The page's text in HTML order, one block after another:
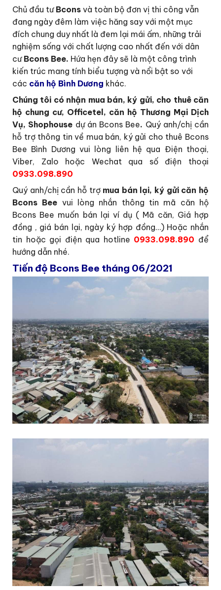
Chủ đầu tư Bcons và toàn bộ đơn vị thi công vẫn
đang ngày đêm làm việc hăng say với một mục
đích chung duy nhất là đem lại mái ấm, những trải
nghiệm sống với chất lượng cao nhất đến với dân
cư Bcons Bee. Hứa hẹn đây sẽ là một công trình
kiến trúc mang tính biểu tượng và nổi bật so với
các căn hộ Bình Dương khác.
Chúng tôi có nhận mua bán, ký gửi, cho thuê căn
hộ chung cư, Officetel, căn hộ Thương Mại Dịch
Vụ, Shophouse dự án Bcons Bee. Quý anh/chị cần
hỗ trợ thông tin về mua bán, ký gửi cho thuê Bcons
Bee Bình Dương vui lòng liên hệ qua Điện thoại,
Viber, Zalo hoặc Wechat qua số điện thoại
0933.098.890
Quý anh/chị cần hỗ trợ mua bán lại, ký gửi căn hộ
Bcons Bee vui lòng nhắn thông tin mã căn hộ
Bcons Bee muốn bán lại ví dụ ( Mã căn, Giá hợp
đồng , giá bán lại, ngày ký hợp đồng…) Hoặc nhắn
tin hoặc gọi điện qua hotline 0933.098.890 để
hướng dẫn nhé.
Tiến độ Bcons Bee tháng 06/2021